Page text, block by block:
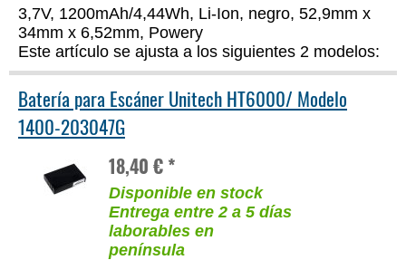
3,7V, 1200mAh/4,44Wh, Li-Ion, negro, 52,9mm x
34mm x 6,52mm, Powery
Este artículo se ajusta a los siguientes 2 modelos:
Batería para Escáner Unitech HT6000/ Modelo
1400-203047G
18,40 € *
Disponible en stock
Entrega entre 2 a 5 días
laborables en
península